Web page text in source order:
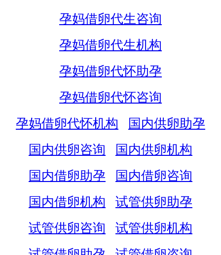
孕妈借卵代生咨询
孕妈借卵代生机构
孕妈借卵代怀助孕
孕妈借卵代怀咨询
孕妈借卵代怀机构
国内供卵助孕
国内供卵咨询
国内供卵机构
国内借卵助孕
国内借卵咨询
国内借卵机构
试管供卵助孕
试管供卵咨询
试管供卵机构